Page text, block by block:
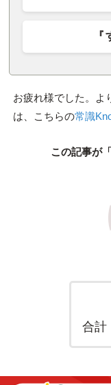
お疲れ様でした。よ
は、こちらの常識
この記事が
合計